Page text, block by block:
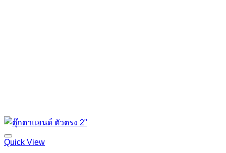
Quick View